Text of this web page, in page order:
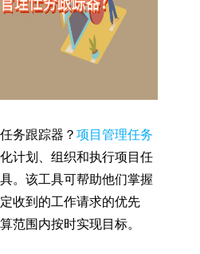
跟踪器？ 项目管理任务
计划、组织和执行项目任
。该工具可帮助他们掌握
收到的工作请求的优先
范围内按时实现目标。